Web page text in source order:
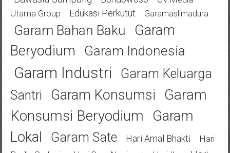
Utama Group
Edukasi Perkutut Garamaslimadura
Garam Bahan Baku
Garam
Beryodium
Garam Indonesia
Garam Industri
Garam Keluarga
Santri
Garam Konsumsi
Garam
Konsumsi Beryodium
Garam
Lokal
Garam Sate Hari Amal Bhakti
Hari